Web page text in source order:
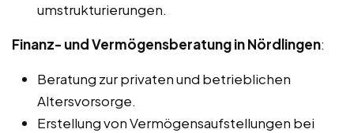
umstrukturierungen.
Finanz- und Vermögensberatung in Nördlingen:
Beratung zur privaten und betrieblichen
Altersvorsorge.
Erstellung von Vermögensaufstellungen bei